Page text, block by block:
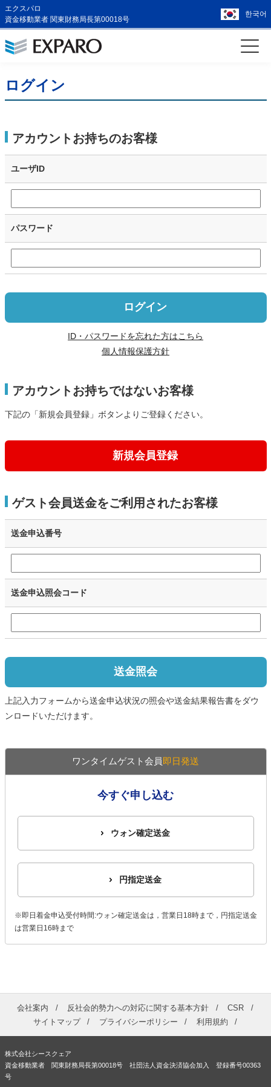
エクスパロ
資金移動業者 関東財務局長第00018号
한국어
ログイン
アカウントお持ちのお客様
ユーザID
パスワード
ログイン
ID・パスワードを忘れた方はこちら
個人情報保護方針
アカウントお持ちではないお客様
下記の「新規会員登録」ボタンよりご登録ください。
新規会員登録
ゲスト会員送金をご利用されたお客様
送金申込番号
送金申込照会コード
送金照会
上記入力フォームから送金申込状況の照会や送金結果報告書をダウ
ンロードいただけます。
ワンタイムゲスト会員即日発送
今すぐ申し込む
ウォン確定送金
円指定送金
※即日着金申込受付時間:ウォン確定送金は，営業日18時まで，円指定送金
は営業日16時まで
会社案内 反社会的勢力への対応に関する基本方針
CSR
サイトマップ
プライバシーポリシー 利用規約
株式会社シースクェア
資金移動業者 関東財務局長第00018号 社団法人資金決済協会加入 登録番号00363
号